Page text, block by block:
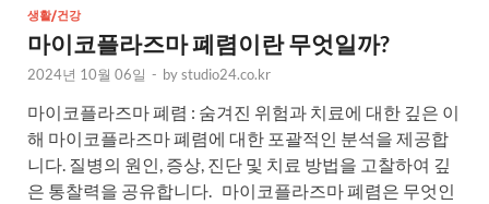
생활/건강
마이코플라즈마 폐렴이란 무엇일까?
2024년 10월 06일 - bystudio24.co.kr
마이코플라즈마 폐렴 : 숨겨진 위험과 치료에 대한 깊은 이
해 마이코플라즈마 폐렴에 대한 포괄적인 분석을 제공합
니다. 질병의 원인, 증상, 진단 및 치료 방법을 고찰하여 깊
은 통찰력을 공유합니다. 마이코플라즈마 폐렴은 무엇인